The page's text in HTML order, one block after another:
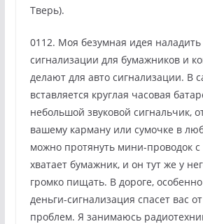
Тверь).
0112. Моя безумная идея наладить
сигнализации для бумажников и
делают для авто сигнализации. В
вставляется круглая часовая
небольшой звуковой сигнальчик,
вашему карману или сумочке в
можно протянуть мини-проводок с
хватает бумажник, и он тут же у
громко пищать. В дороге,
деньги-сигнализация спасет вас
проблем. Я занимаюсь